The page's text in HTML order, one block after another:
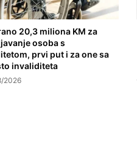
20,3 miliona KM za
osoba s
prvi put i za one sa
invaliditeta
2026